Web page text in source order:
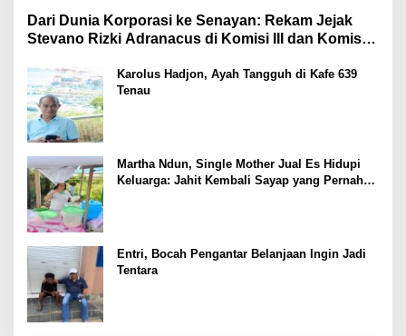
Dari Dunia Korporasi ke Senayan: Rekam Jejak
Stevano Rizki Adranacus di Komisi III dan Komisi X
Karolus Hadjon, Ayah Tangguh di Kafe 639
Tenau
Martha Ndun, Single Mother Jual Es Hidupi
Keluarga: Jahit Kembali Sayap yang Pernah
Entri, Bocah Pengantar Belanjaan Ingin Jadi
Tentara